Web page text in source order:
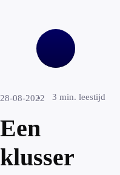
28-08-2022 3 min. leestijd
Een
klusser